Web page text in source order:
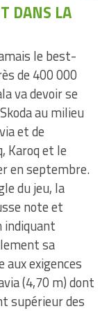
DANS LA
le best-
de 400 000
va devoir se
au milieu
et de
Karoq et le
en septembre.
du jeu, la
note et
indiquant
sa
exigences
(4,70 m) dont
supérieur des